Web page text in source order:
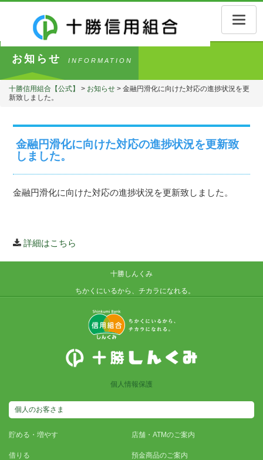
Toggle
お知らせ INFORMATION
十勝信用組合【公式】 > お知らせ > 金融円滑化に向けた対応の進捗状況を更
新致しました。
金融円滑化に向けた対応の進捗状況を更新致
しました。
金融円滑化に向けた対応の進捗状況を更新致しました。
詳細はこちら
十勝しんくみ
ちかくにいるから、チカラになれる。
個人情報保護
個人のお客さま
貯める・増やす
借りる
店舗・ATMのご案内
預金商品のご案内